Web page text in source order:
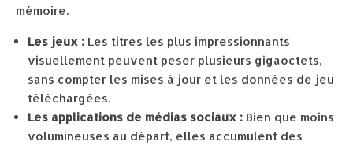
mémoire.
Les jeux : Les titres les plus impressionnants
visuellement peuvent peser plusieurs gigaoctets,
sans compter les mises à jour et les données de jeu
téléchargées.
Les applications de médias sociaux : Bien que moins
volumineuses au départ, elles accumulent des